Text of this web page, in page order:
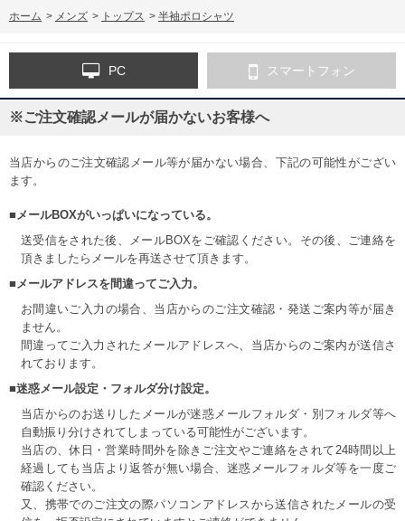
ホーム > メンズ > トップス > 半袖ポロシャツ
PC スマートフォン
※ご注文確認メールが届かないお客様へ
当店からのご注文確認メール等が届かない場合、下記の可能性がござい
ます。
■メールBOXがいっぱいになっている。
送受信をされた後、メールBOXをご確認ください。その後、ご連絡を
頂きましたらメールを再送させて頂きます。
■メールアドレスを間違ってご入力。
お間違いご入力の場合、当店からのご注文確認・発送ご案内等が届き
ません。
間違ってご入力されたメールアドレスへ、当店からのご案内が送信さ
れております。
■迷惑メール設定・フォルダ分け設定。
当店からのお送りしたメールが迷惑メールフォルダ・別フォルダ等へ
自動振り分けされてしまっている可能性がございます。
当店の、休日・営業時間外を除きご注文やご連絡をされて24時間以上
経過しても当店より返答が無い場合、迷惑メールフォルダ等を一度ご
確認ください。
又、携帯でのご注文の際パソコンアドレスから送信されたメールの受